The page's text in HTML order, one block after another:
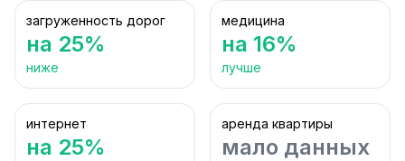
загруженность дорог
на 25%
ниже
медицина
на 16%
лучше
интернет
на 25%
аренда квартиры
мало данных